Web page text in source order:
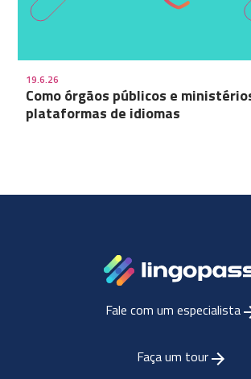
19.6.26
Como órgãos públicos e
plataformas de idiomas
Fale com um especialista
Faça um tour